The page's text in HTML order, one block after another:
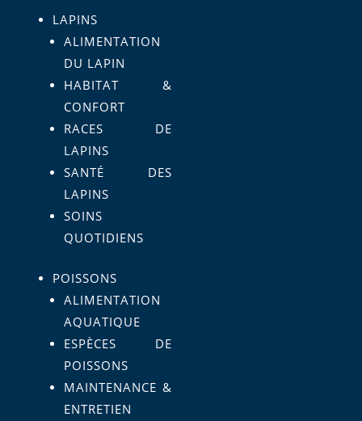
LAPINS
ALIMENTATION
DU LAPIN
HABITAT &
CONFORT
RACES DE
LAPINS
SANTÉ DES
LAPINS
SOINS
QUOTIDIENS
POISSONS
ALIMENTATION
AQUATIQUE
ESPÈCES DE
POISSONS
MAINTENANCE &
ENTRETIEN